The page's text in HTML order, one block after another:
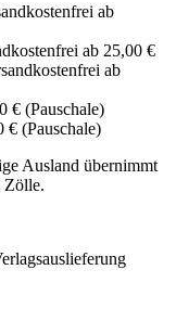
ab
ab 25,00 €
ab
€ (Pauschale)
€ (Pauschale)
Ausland übernimmt
Zölle.